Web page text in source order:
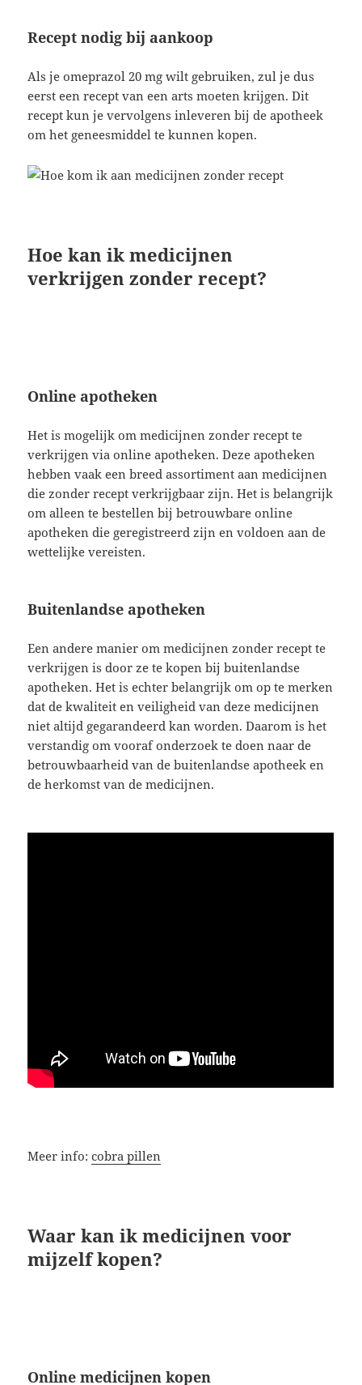
Recept nodig bij aankoop
Als je omeprazol 20 mg wilt gebruiken, zul je dus
eerst een recept van een arts moeten krijgen. Dit
recept kun je vervolgens inleveren bij de apotheek
om het geneesmiddel te kunnen kopen.
Hoe kan ik medicijnen
verkrijgen zonder recept?
Online apotheken
Het is mogelijk om medicijnen zonder recept te
verkrijgen via online apotheken. Deze apotheken
hebben vaak een breed assortiment aan medicijnen
die zonder recept verkrijgbaar zijn. Het is belangrijk
om alleen te bestellen bij betrouwbare online
apotheken die geregistreerd zijn en voldoen aan de
wettelijke vereisten.
Buitenlandse apotheken
Een andere manier om medicijnen zonder recept te
verkrijgen is door ze te kopen bij buitenlandse
apotheken. Het is echter belangrijk om op te merken
dat de kwaliteit en veiligheid van deze medicijnen
niet altijd gegarandeerd kan worden. Daarom is het
verstandig om vooraf onderzoek te doen naar de
betrouwbaarheid van de buitenlandse apotheek en
de herkomst van de medicijnen.
Meer info:cobra pillen
Waar kan ik medicijnen voor
mijzelf kopen?
Online medicijnen kopen